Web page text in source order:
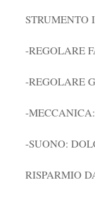
STRUMENTO
-REGOLARE
-REGOLARE
-
-SUONO:
RISPARMIO